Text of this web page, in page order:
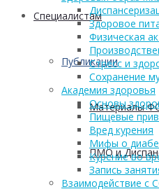
Cпециалистам
Публикации
Материалы
ПМО и
Здоровое
Физическая
Стресс и
Сохранение
Академия здоровья
Основы
Пищевые
Вред курения
Мифы о
Курение во
Запись
Взаимодействие с